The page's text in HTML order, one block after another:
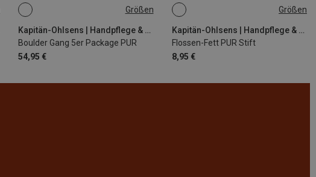
Größen
Kapitän-Ohlsens | Handpflege & Handcreme
Boulder Gang 5er Package PUR
54,95 €
5X18G Größen
Kapitän-Ohlsens | Handpflege & Handcreme
Flossen-Fett PUR Stift
8,95 €
10G